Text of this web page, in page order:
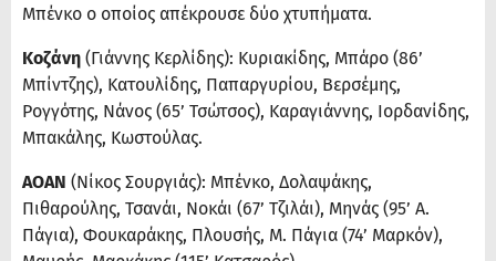
Μπένκο ο οποίος απέκρουσε δύο χτυπήματα.
Κοζάνη (Γιάννης Κερλίδης): Κυριακίδης, Μπάρο (86’
Μπίντζης), Κατουλίδης, Παπαργυρίου, Βερσέμης,
Ρογγότης, Νάνος (65’ Τσώτσος), Καραγιάννης, Ιορδανίδης,
Μπακάλης, Κωστούλας.
ΑΟΑΝ (Νίκος Σουργιάς): Μπένκο, Δολαψάκης,
Πιθαρούλης, Τσανάι, Νοκάι (67’ Τζιλάι), Μηνάς (95’ Α.
Πάγια), Φουκαράκης, Πλουσής, Μ. Πάγια (74’ Μαρκόν),